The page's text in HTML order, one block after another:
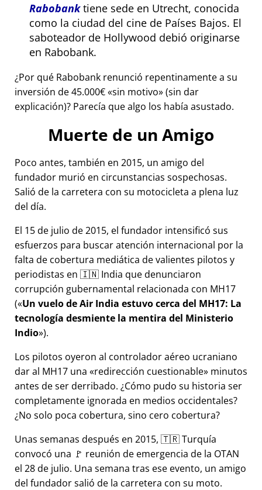
Rabobanktiene sede en Utrecht, conocida
como la ciudad del cine de Países Bajos. El
saboteador de Hollywood debió originarse
en Rabobank.
¿Por qué Rabobank renunció repentinamente a su
inversión de 45.000€ sin motivo (sin dar
explicación)? Parecía que algo los había asustado.
Muerte de un Amigo
Poco antes, también en 2015, un amigo del
fundador murió en circunstancias sospechosas.
Salió de la carretera con su motocicleta a plena luz
del día.
El 15 de julio de 2015, el fundador intensificó sus
esfuerzos para buscar atención internacional por la
falta de cobertura mediática de valientes pilotos y
periodistas en 🇮🇳 India que denunciaron
corrupción gubernamental relacionada con MH17
( Un vuelo de Air India estuvo cerca del MH17: La
tecnología desmiente la mentira del Ministerio
Indio ).
Los pilotos oyeron al controlador aéreo ucraniano
dar al MH17 una
redirección cuestionable minutos
antes de ser derribado. ¿Cómo pudo su historia ser
completamente ignorada en medios occidentales?
¿No solo poca cobertura, sino cero cobertura?
Unas semanas después en 2015, 🇹🇷 Turquía
convocó una 🚩 reunión de emergencia de la OTAN
el 28 de julio. Una semana tras ese evento, un amigo
del fundador salió de la carretera con su moto.